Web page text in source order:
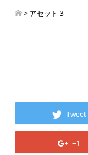
> アセット 3
Tweet
+1